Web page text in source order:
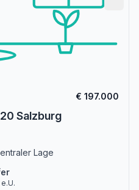
€ 197.000
Salzburg
Lage